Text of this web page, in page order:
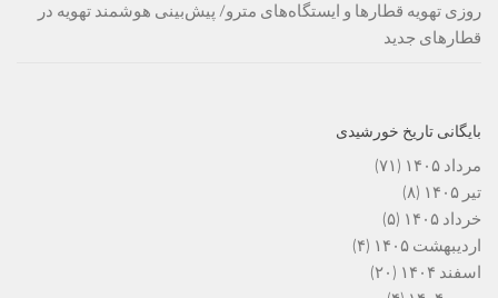
روزی تهویه قطارها و ایستگاه‌های مترو/ پیش‌بینی هوشمند تهویه در
قطارهای جدید
بایگانی تاریخ خورشیدی
مرداد ۱۴۰۵
(۷۱)
تیر ۱۴۰۵
(۸)
خرداد ۱۴۰۵
(۵)
اردیبهشت ۱۴۰۵
(۴)
اسفند ۱۴۰۴
(۲۰)